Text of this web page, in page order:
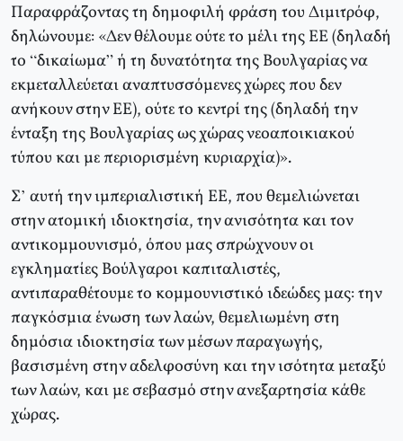
Παραφράζοντας τη δημοφιλή φράση του Διμιτρόφ,
δηλώνουμε: «Δεν θέλουμε ούτε το μέλι της EE (δηλαδή
το “δικαίωμα” ή τη δυνατότητα της Bουλγαρίας να
εκμεταλλεύεται αναπτυσσόμενες χώρες που δεν
ανήκουν στην EE), ούτε το κεντρί της (δηλαδή την
ένταξη της Bουλγαρίας ως χώρας νεοαποικιακού
τύπου και με περιορισμένη κυριαρχία)».
Σ’ αυτή την ιμπεριαλιστική EE, που θεμελιώνεται
στην ατομική ιδιοκτησία, την ανισότητα και τον
αντικομμουνισμό, όπου μας σπρώχνουν οι
εγκληματίες Bούλγαροι καπιταλιστές,
αντιπαραθέτουμε το κομμουνιστικό ιδεώδες μας: την
παγκόσμια ένωση των λαών, θεμελιωμένη στη
δημόσια ιδιοκτησία των μέσων παραγωγής,
βασισμένη στην αδελφοσύνη και την ισότητα μεταξύ
των λαών, και με σεβασμό στην ανεξαρτησία κάθε
χώρας.